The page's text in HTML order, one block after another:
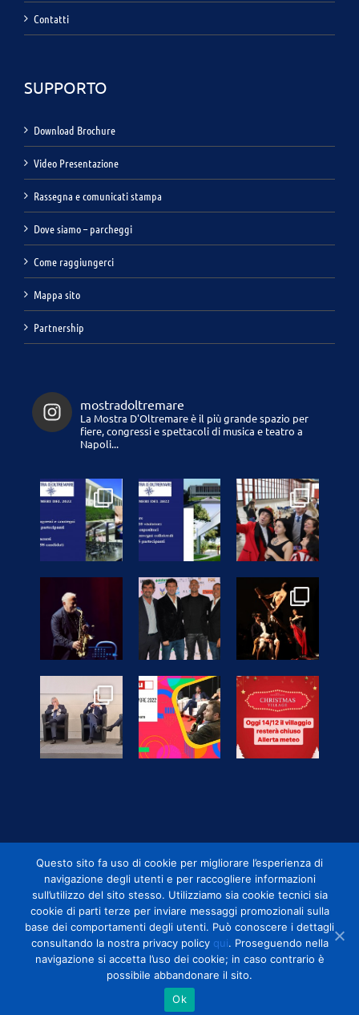
Contatti
SUPPORTO
Download Brochure
Video Presentazione
Rassegna e comunicati stampa
Dove siamo – parcheggi
Come raggiungerci
Mappa sito
Partnership
mostradoltremare
La Mostra D'Oltremare è il più grande spazio per
fiere, congressi e spettacoli di musica e teatro a
Napoli...
Copyright 2019 Mostra D'Oltremare - Via J.F. Kennedy, 54 - 80125 -
Napoli | All Rights Reserved
Partita IVA e C.F.: 00284210630 |Privacy
TwitterFacebook
Questo sito fa uso di cookie per migliorare l’esperienza di
navigazione degli utenti e per raccogliere informazioni
sull’utilizzo del sito stesso. Utilizziamo sia cookie tecnici sia
cookie di parti terze per inviare messaggi promozionali sulla
base dei comportamenti degli utenti. Può conoscere i dettagli
consultando la nostra privacy policy qui. Proseguendo nella
navigazione si accetta l’uso dei cookie; in caso contrario è
possibile abbandonare il sito.
Ok